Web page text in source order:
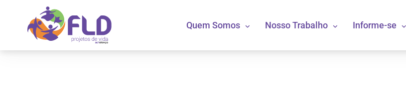
Quem Somos Nosso Trabalho Informe-se